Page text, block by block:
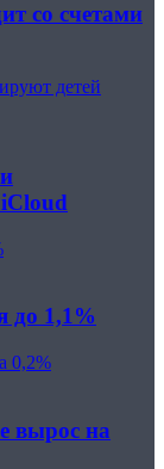
со счетами
детей
до 1,1%
0,2%
вырос на